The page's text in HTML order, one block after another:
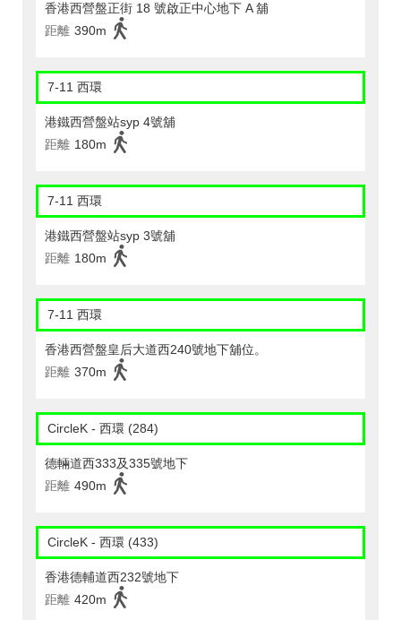
香港西營盤正街 18 號啟正中心地下 A 舖
距離 390m
7-11 西環
港鐵西營盤站syp 4號舖
距離 180m
7-11 西環
港鐵西營盤站syp 3號舖
距離 180m
7-11 西環
香港西營盤皇后大道西240號地下舖位。
距離 370m
CircleK - 西環 (284)
德輛道西333及335號地下
距離 490m
CircleK - 西環 (433)
香港德輔道西232號地下
距離 420m